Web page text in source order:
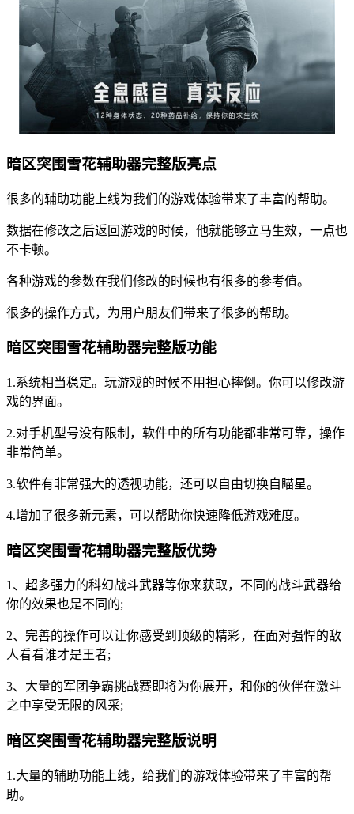
暗区突围雪花辅助器完整版亮点
很多的辅助功能上线为我们的游戏体验带来了丰富的帮助。
数据在修改之后返回游戏的时候，他就能够立马生效，一点也
不卡顿。
各种游戏的参数在我们修改的时候也有很多的参考值。
很多的操作方式，为用户朋友们带来了很多的帮助。
暗区突围雪花辅助器完整版功能
1.系统相当稳定。玩游戏的时候不用担心摔倒。你可以修改游
戏的界面。
2.对手机型号没有限制，软件中的所有功能都非常可靠，操作
非常简单。
3.软件有非常强大的透视功能，还可以自由切换自瞄星。
4.增加了很多新元素，可以帮助你快速降低游戏难度。
暗区突围雪花辅助器完整版优势
1、超多强力的科幻战斗武器等你来获取，不同的战斗武器给
你的效果也是不同的;
2、完善的操作可以让你感受到顶级的精彩，在面对强悍的敌
人看看谁才是王者;
3、大量的军团争霸挑战赛即将为你展开，和你的伙伴在激斗
之中享受无限的风采;
暗区突围雪花辅助器完整版说明
1.大量的辅助功能上线，给我们的游戏体验带来了丰富的帮
助。